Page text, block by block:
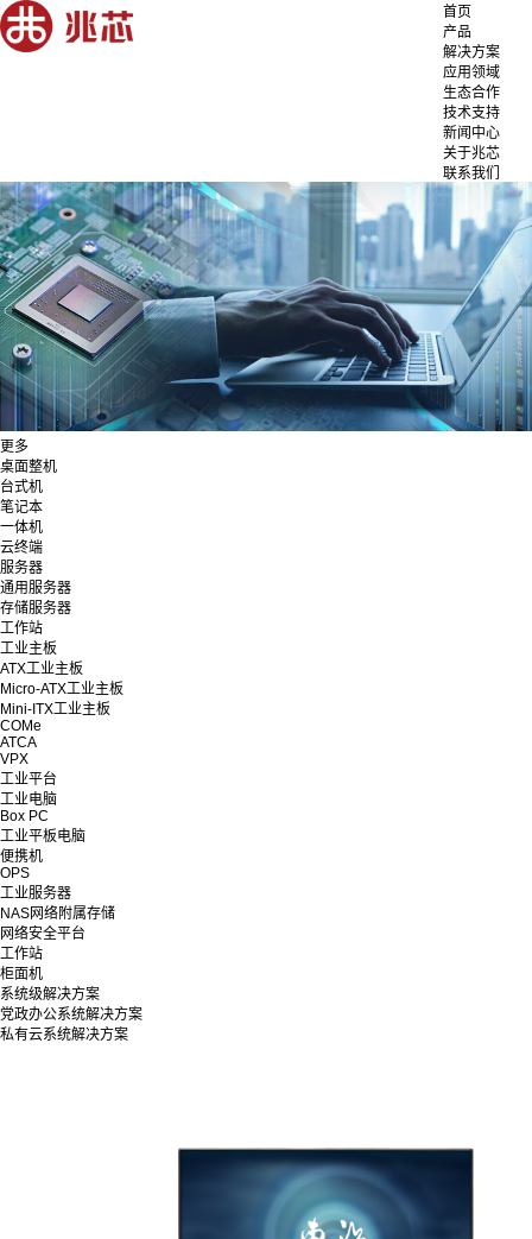
首页
产品
解决方案
应用领域
生态合作
技术支持
新闻中心
关于兆芯
联系我们
更多
桌面整机
台式机
笔记本
一体机
云终端
服务器
通用服务器
存储服务器
工作站
工业主板
ATX工业主板
Micro-ATX工业主板
Mini-ITX工业主板
COMe
ATCA
VPX
工业平台
工业电脑
Box PC
工业平板电脑
便携机
OPS
工业服务器
NAS网络附属存储
网络安全平台
工作站
柜面机
系统级解决方案
党政办公系统解决方案
私有云系统解决方案